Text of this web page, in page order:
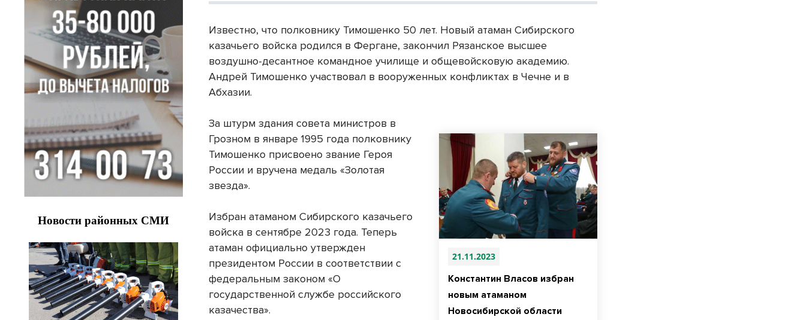
Известно, что полковнику Тимошенко 50 лет. Новый атаман Сибирского
казачьего войска родился в Фергане, закончил Рязанское высшее
воздушно-десантное командное училище и общевойсковую академию.
Андрей Тимошенко участвовал в вооруженных конфликтах в Чечне и в
Абхазии.
21.11.2023
Константин Власов избран
новым атаманом
Новосибирской области
За штурм здания совета министров в
Грозном в январе 1995 года полковнику
Тимошенко присвоено звание Героя
России и вручена медаль «Золотая
звезда».
Избран атаманом Сибирского казачьего
войска в сентябре 2023 года. Теперь
атаман официально утвержден
президентом России в соответствии с
федеральным законом «О
государственной службе российского
казачества».